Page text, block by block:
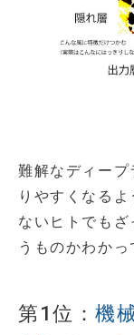
難解なディー
りやすくなる
ないヒトでも
うものかわかっ
第1位：機